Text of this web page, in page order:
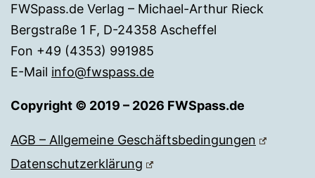
FWSpass.de Verlag – Michael-Arthur Rieck
Bergstraße 1 F, D-24358 Ascheffel
Fon +49 (4353) 991985
E-Mail info@fwspass.de
Copyright © 2019 – 2026 FWSpass.de
AGB – Allgemeine Geschäftsbedingungen
Datenschutzerklärung